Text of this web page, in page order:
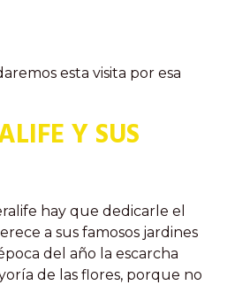
esta visita por esa
Y SUS
hay que dedicarle el
a sus famosos jardines
del año la escarcha
de las flores, porque no